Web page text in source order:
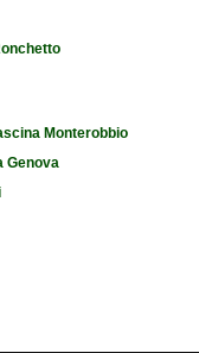
Monterobbio
Genova